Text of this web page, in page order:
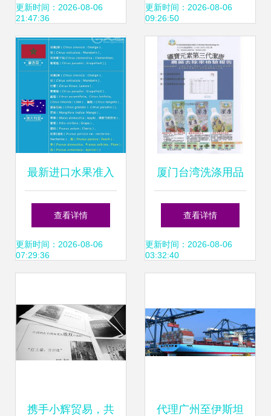
头换面流入中国市
场
更新时间：2026-08-06
21:47:36
分会助力打造“中国
服务”品牌与信息咨
询服务新生态
更新时间：2026-08-06
09:26:50
最新进口水果准入
名单更新，附完整
输华水果名录，专
查看详情
更新时间：2026-08-06
07:29:36
厦门台湾洗涤用品
洁康 优质生产厂家
与国内贸易代理全
查看详情
更新时间：2026-08-06
03:32:40
携手小辉贸易，共 代理广州至伊斯坦